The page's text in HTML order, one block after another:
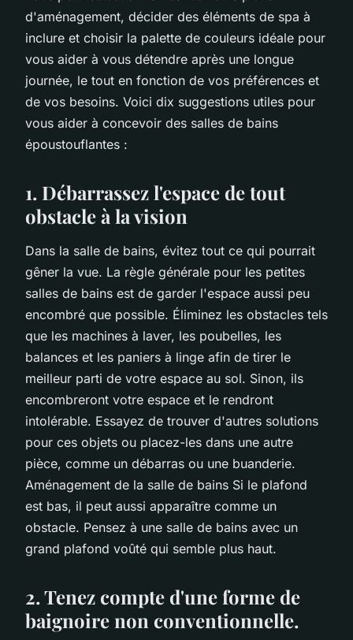
d'aménagement, décider des éléments de spa à
inclure et choisir la palette de couleurs idéale pour
vous aider à vous détendre après une longue
journée, le tout en fonction de vos préférences et
de vos besoins. Voici dix suggestions utiles pour
vous aider à concevoir des salles de bains
époustouflantes :
1. Débarrassez l'espace de tout
obstacle à la vision
Dans la salle de bains, évitez tout ce qui pourrait
gêner la vue. La règle générale pour les petites
salles de bains est de garder l'espace aussi peu
encombré que possible. Éliminez les obstacles tels
que les machines à laver, les poubelles, les
balances et les paniers à linge afin de tirer le
meilleur parti de votre espace au sol. Sinon, ils
encombreront votre espace et le rendront
intolérable. Essayez de trouver d'autres solutions
pour ces objets ou placez-les dans une autre
pièce, comme un débarras ou une buanderie.
Aménagement de la salle de bains Si le plafond
est bas, il peut aussi apparaître comme un
obstacle. Pensez à une salle de bains avec un
grand plafond voûté qui semble plus haut.
2. Tenez compte d'une forme de
baignoire non conventionnelle.